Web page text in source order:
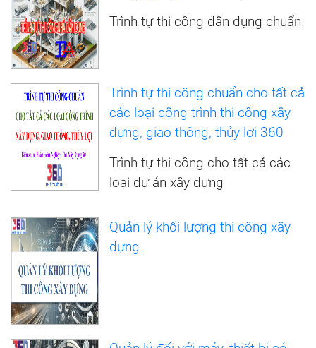
Trình tự thi công dân dụng chuẩn
Trình tự thi công chuẩn cho tất cả
các loại công trình thi công xây
dựng, giao thông, thủy lợi 360
Trình tự thi công cho tất cả các
loại dự án xây dựng
Quản lý khối lượng thi công xây
dựng